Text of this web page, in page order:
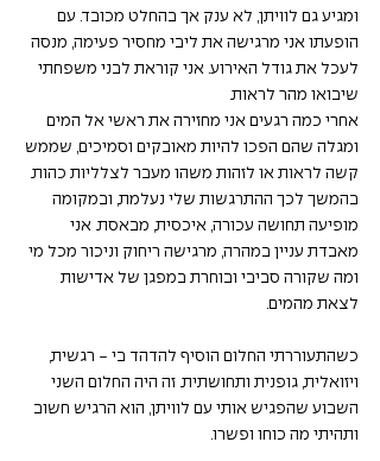
ומגיע גם לוויתן, לא ענק אך בהחלט מכובד. עם
הופעתו אני מרגישה את ליבי מחסיר פעימה, מנסה
לעכל את גודל האירוע. אני קוראת לבני משפחתי
שיבואו מהר לראות.
אחרי כמה רגעים אני מחזירה את ראשי אל המים
ומגלה שהם הפכו להיות מאובקים וסמיכים, שממש
קשה לראות או לזהות משהו מעבר לצלליות כהות.
בהמשך לכך ההתרגשות שלי נעלמת, ובמקומה
מופיעה תחושה עכורה, איכסית, מבאסת. אני
מאבדת עניין במהרה, מרגישה ריחוק וניכור מכל מי
ומה שקורה סביבי ובוחרת במפגן של אדישות
לצאת מהמים.
כשהתעוררתי החלום הוסיף להדהד בי - רגשית,
ויזואלית, גופנית ותחושתית. זה היה החלום השני
השבוע שהפגיש אותי עם לוויתן, הוא הרגיש חשוב
ותהיתי מה כוחו ופשרו.